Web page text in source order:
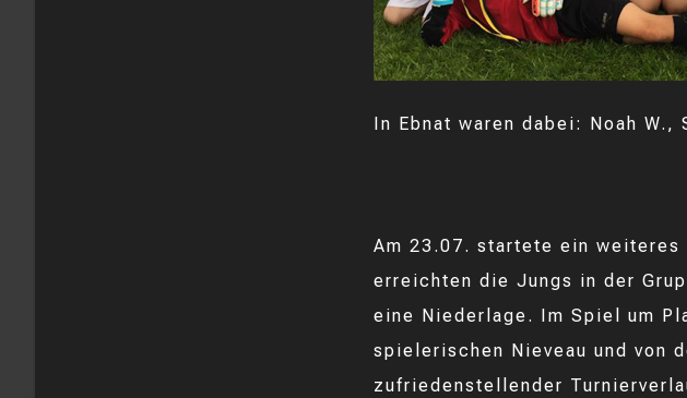
In Ebnat waren dabei: Noah W.,
Am 23.07. startete ein weiteres
erreichten die Jungs in der
eine Niederlage. Im Spiel um
spielerischen Nieveau und von
zufriedenstellender